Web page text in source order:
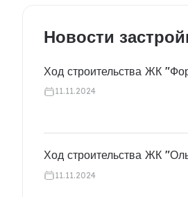
Новости
Ход строительства ЖК
11.11.2024
Ход строительства ЖК
11.11.2024